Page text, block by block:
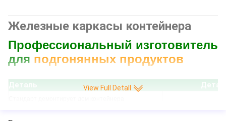
Железные каркасы контейнера
Профессиональный изготовитель
для подгонянных продуктов
Деталь
View Full Detall